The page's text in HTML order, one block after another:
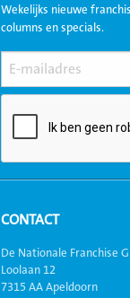
Wekelijks nieuwe
columns en specials.
CONTACT
De Nationale Franchise
Loolaan 12
7315 AA Apeldoorn